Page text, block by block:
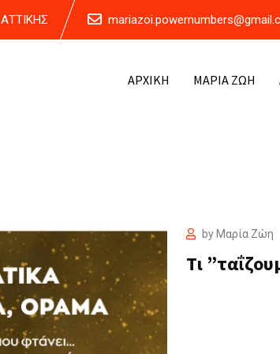
ΑΡΧΙΚΗ ΜΑΡΙΑ ΖΩΗ
by Μαρία Ζώη
Τι